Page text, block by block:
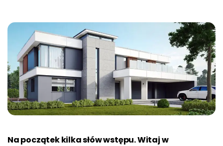
Na początek kilka słów wstępu. Witaj w